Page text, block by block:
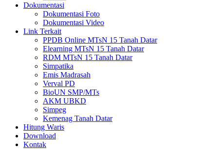
Dokumentasi
Dokumentasi Foto
Dokumentasi Video
Link Terkait
PPDB Online MTsN 15 Tanah Datar
Elearning MTsN 15 Tanah Datar
RDM MTsN 15 Tanah Datar
Simpatika
Emis Madrasah
Verval PD
BioUN SMP/MTs
AKM UBKD
Simpeg
Kemenag Tanah Datar
Hitung Waris
Download
Kontak